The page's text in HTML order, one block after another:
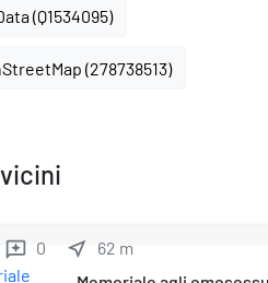
(Q1534095)
(278738513)
reviews 0 near_me 62 m